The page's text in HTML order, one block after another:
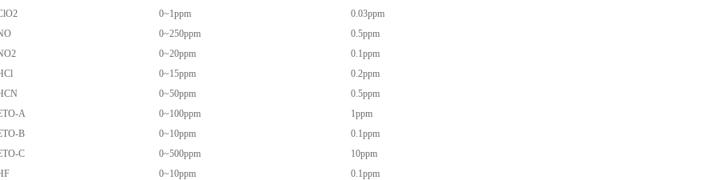
0~1ppm
0.03ppm
0~250ppm
0.5ppm
0~20ppm
0.1ppm
0~15ppm
0.2ppm
0~50ppm
0.5ppm
A
0~100ppm
1ppm
B
0~10ppm
0.1ppm
C
0~500ppm
10ppm
0~10ppm
0.1ppm